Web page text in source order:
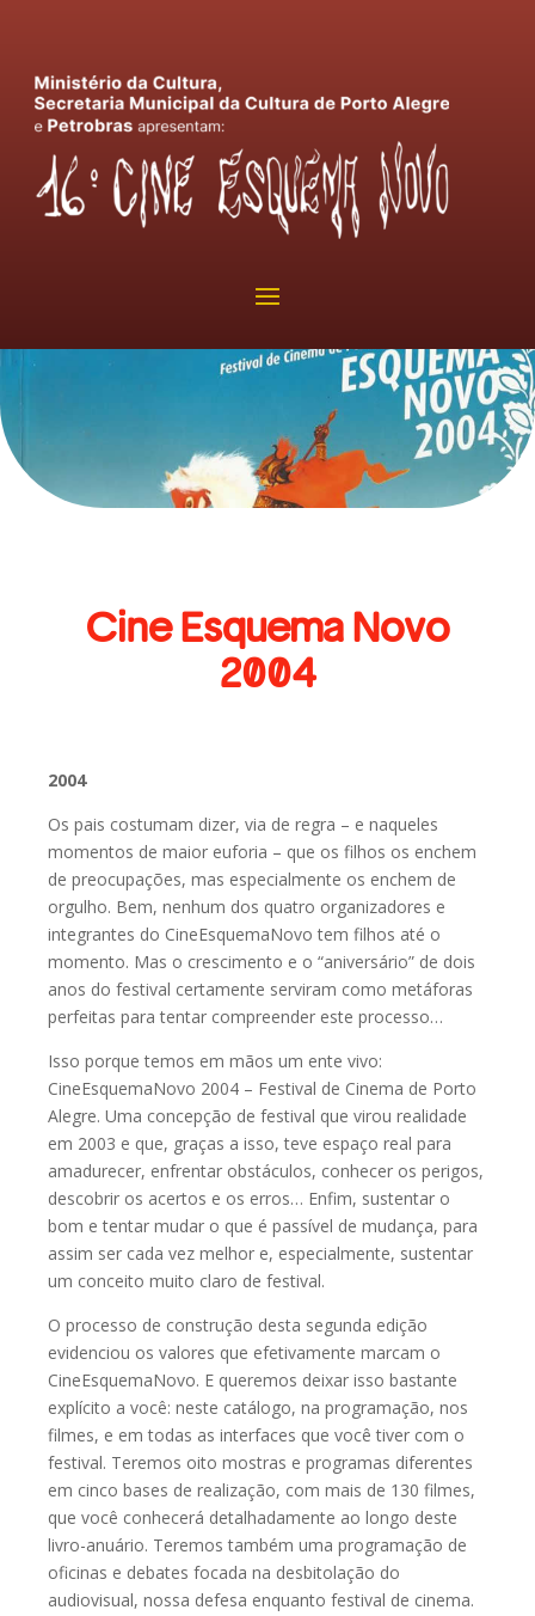
Cine Esquema Novo
2004
2004
Os pais costumam dizer, via de regra – e naqueles
momentos de maior euforia – que os filhos os enchem
de preocupações, mas especialmente os enchem de
orgulho. Bem, nenhum dos quatro organizadores e
integrantes do CineEsquemaNovo tem filhos até o
momento. Mas o crescimento e o “aniversário” de dois
anos do festival certamente serviram como metáforas
perfeitas para tentar compreender este processo…
Isso porque temos em mãos um ente vivo:
CineEsquemaNovo 2004 – Festival de Cinema de Porto
Alegre. Uma concepção de festival que virou realidade
em 2003 e que, graças a isso, teve espaço real para
amadurecer, enfrentar obstáculos, conhecer os perigos,
descobrir os acertos e os erros… Enfim, sustentar o
bom e tentar mudar o que é passível de mudança, para
assim ser cada vez melhor e, especialmente, sustentar
um conceito muito claro de festival.
O processo de construção desta segunda edição
evidenciou os valores que efetivamente marcam o
CineEsquemaNovo. E queremos deixar isso bastante
explícito a você: neste catálogo, na programação, nos
filmes, e em todas as interfaces que você tiver com o
festival. Teremos oito mostras e programas diferentes
em cinco bases de realização, com mais de 130 filmes,
que você conhecerá detalhadamente ao longo deste
livro-anuário. Teremos também uma programação de
oficinas e debates focada na desbitolação do
audiovisual, nossa defesa enquanto festival de cinema.